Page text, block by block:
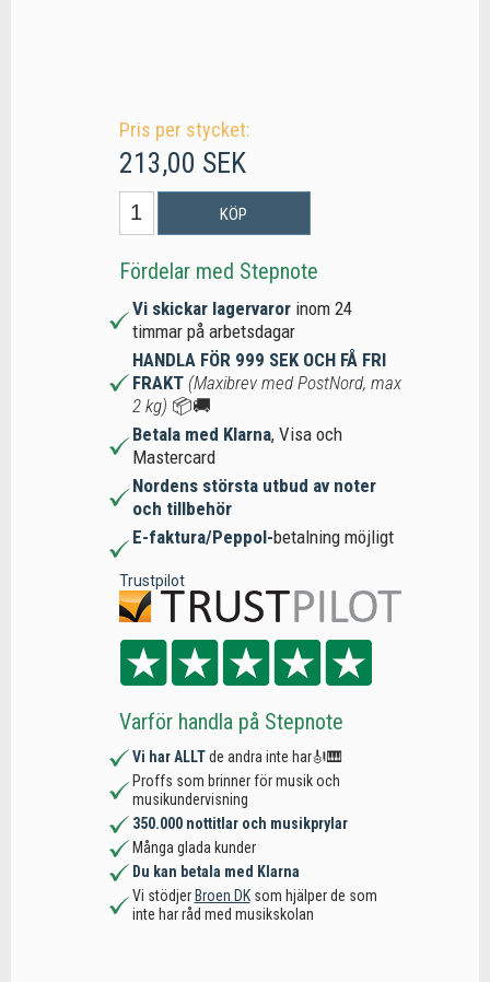
Pris per stycket:
213,00 SEK
KÖP
Fördelar med Stepnote
Vi skickar lagervaror inom 24
timmar på arbetsdagar
HANDLA FÖR 999 SEK OCH FÅ FRI
FRAKT (Maxibrev med PostNord, max
2 kg) 📦🚚
Betala med Klarna, Visa och
Mastercard
Nordens största utbud av noter
och tillbehör
E-faktura/Peppol-betalning möjligt
Trustpilot
Varför handla på Stepnote
Vi har ALLTde andra inte har🎻🎹
Proffs som brinner för musik och
musikundervisning
350.000 nottitlar och musikprylar
Många glada kunder
Du kan betala med Klarna
Vi stödjer Broen DKsom hjälper de som
inte har råd med musikskolan